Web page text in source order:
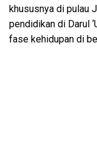
khususnya di pulau
pendidikan di Darul
fase kehidupan di